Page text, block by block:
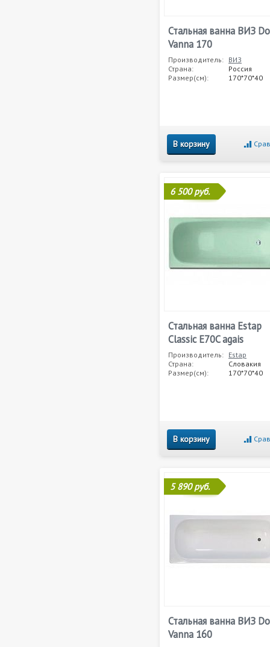
Стальная ванна ВИЗ
Vanna 170
Производитель: ВИЗ
Страна:
Россия
Размер(см):
170*70*40
В корзину
6 500 руб.
Стальная ванна Estap
Classic E70C agais
Производитель: Estap
Страна:
Словакия
Размер(см):
170*70*40
В корзину
5 890 руб.
Стальная ванна ВИЗ
Vanna 160